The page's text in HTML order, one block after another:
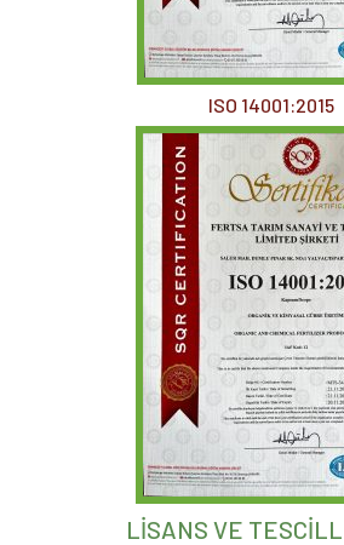
ISO 14001:2015
LİSANS VE